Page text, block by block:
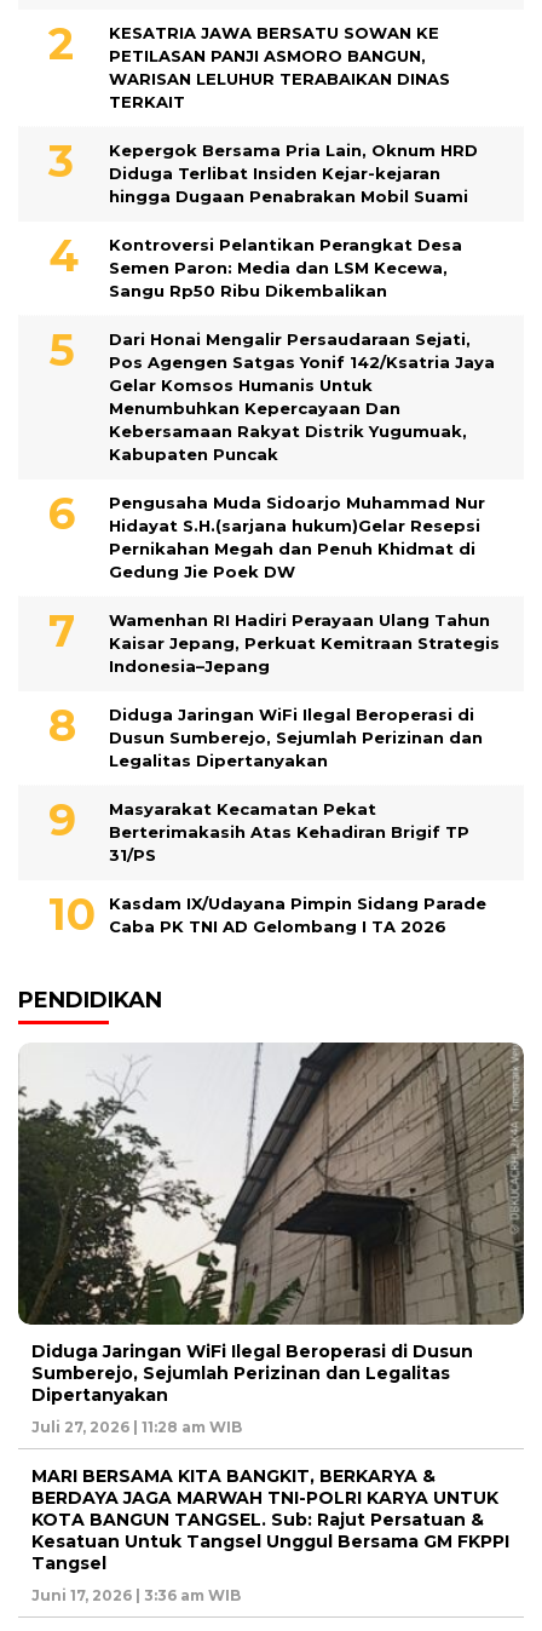
KESATRIA JAWA BERSATU SOWAN KE
PETILASAN PANJI ASMORO BANGUN,
WARISAN LELUHUR TERABAIKAN DINAS
TERKAIT
Kepergok Bersama Pria Lain, Oknum HRD
Diduga Terlibat Insiden Kejar-kejaran
hingga Dugaan Penabrakan Mobil Suami
Kontroversi Pelantikan Perangkat Desa
Semen Paron: Media dan LSM Kecewa,
Sangu Rp50 Ribu Dikembalikan
Dari Honai Mengalir Persaudaraan Sejati,
Pos Agengen Satgas Yonif 142/Ksatria Jaya
Gelar Komsos Humanis Untuk
Menumbuhkan Kepercayaan Dan
Kebersamaan Rakyat Distrik Yugumuak,
Kabupaten Puncak
Pengusaha Muda Sidoarjo Muhammad Nur
Hidayat S.H.(sarjana hukum)Gelar Resepsi
Pernikahan Megah dan Penuh Khidmat di
Gedung Jie Poek DW
Wamenhan RI Hadiri Perayaan Ulang Tahun
Kaisar Jepang, Perkuat Kemitraan Strategis
Indonesia–Jepang
Diduga Jaringan WiFi Ilegal Beroperasi di
Dusun Sumberejo, Sejumlah Perizinan dan
Legalitas Dipertanyakan
Masyarakat Kecamatan Pekat
Berterimakasih Atas Kehadiran Brigif TP
31/PS
Kasdam IX/Udayana Pimpin Sidang Parade
Caba PK TNI AD Gelombang I TA 2026
PENDIDIKAN
Diduga Jaringan WiFi Ilegal Beroperasi di Dusun
Sumberejo, Sejumlah Perizinan dan Legalitas
Dipertanyakan
Juli 27, 2026 | 11:28 am WIB
MARI BERSAMA KITA BANGKIT, BERKARYA &
BERDAYA JAGA MARWAH TNI-POLRI KARYA UNTUK
KOTA BANGUN TANGSEL. Sub: Rajut Persatuan &
Kesatuan Untuk Tangsel Unggul Bersama GM FKPPI
Tangsel
Juni 17, 2026 | 3:36 am WIB